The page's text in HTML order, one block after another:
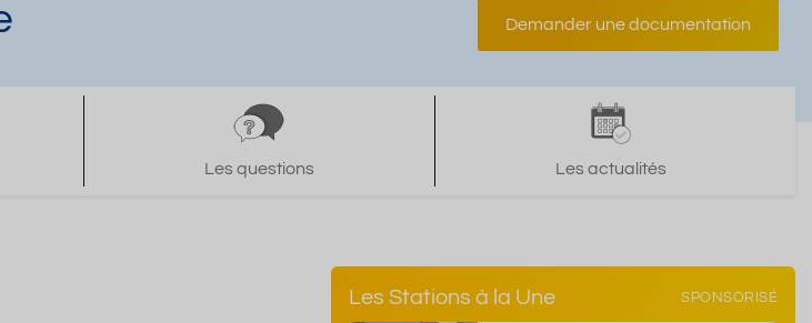
Demander une documentation
Les questions Les actualités
Les Stations à la Une SPONSORISÉ